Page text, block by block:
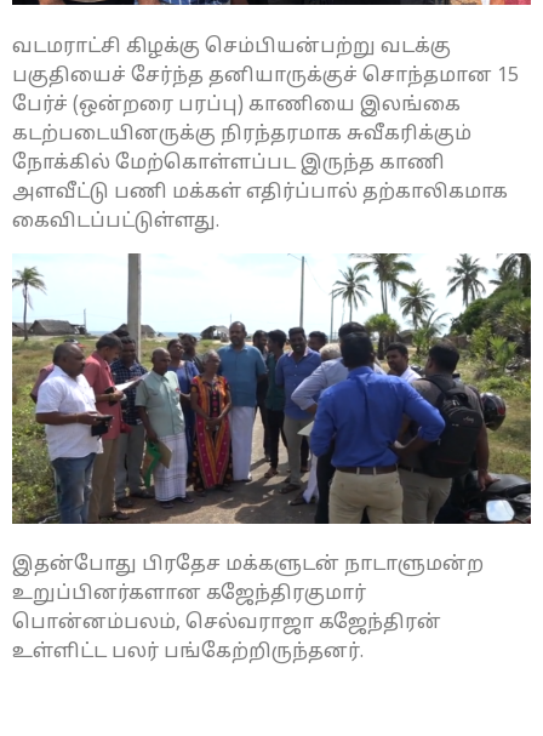
வடமராட்சி கிழக்கு செம்பியன்பற்று வடக்கு
பகுதியைச் சேர்ந்த தனியாருக்குச் சொந்தமான 15
பேர்ச் (ஒன்றரை பரப்பு) காணியை இலங்கை
கடற்படையினருக்கு நிரந்தரமாக சுவீகரிக்கும்
நோக்கில் மேற்கொள்ளப்பட இருந்த காணி
அளவீட்டு பணி மக்கள் எதிர்ப்பால் தற்காலிகமாக
கைவிடப்பட்டுள்ளது.
இதன்போது பிரதேச மக்களுடன் நாடாளுமன்ற
உறுப்பினர்களான கஜேந்திரகுமார்
பொன்னம்பலம், செல்வராஜா கஜேந்திரன்
உள்ளிட்ட பலர் பங்கேற்றிருந்தனர்.